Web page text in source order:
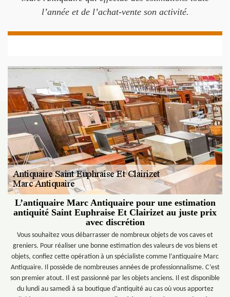
l’année et de l’achat-vente son activité.
L’antiquaire Marc Antiquaire pour une estimation
antiquité Saint Euphraise Et Clairizet au juste prix
avec discrétion
Vous souhaitez vous débarrasser de nombreux objets de vos caves et
greniers. Pour réaliser une bonne estimation des valeurs de vos biens et
objets, confiez cette opération à un spécialiste comme l’antiquaire Marc
Antiquaire. Il possède de nombreuses années de professionnalisme. C’est
son premier atout. Il est passionné par les objets anciens. Il est disponible
du lundi au samedi à sa boutique d’antiquité au cas où vous apportez